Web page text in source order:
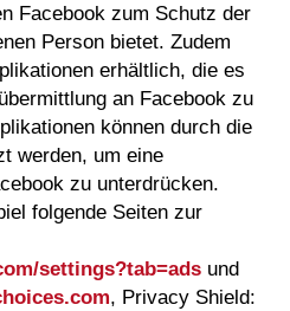
Facebook zum Schutz der
Person bietet. Zudem
erhältlich, die es
an Facebook zu
können durch die
werden, um eine
zu unterdrücken.
folgende Seiten zur
settings?tab=ads und
, Privacy Shield: